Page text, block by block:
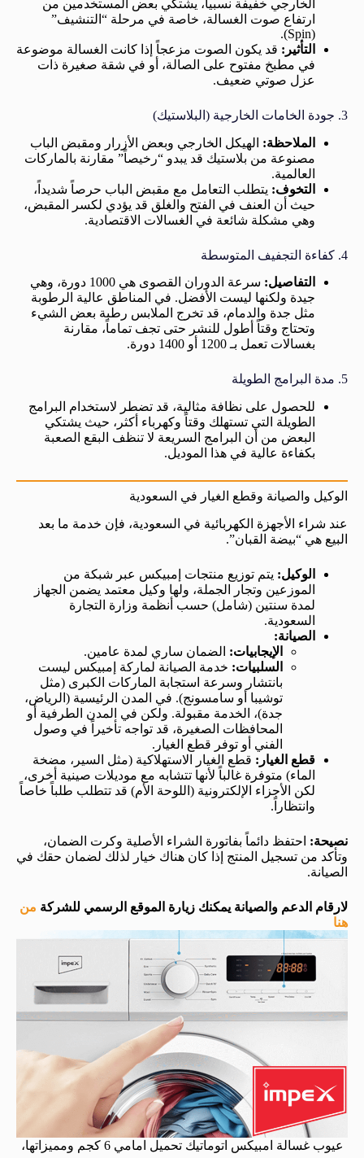
الخارجي خفيفة نسبياً، يشتكي بعض المستخدمين من
ارتفاع صوت الغسالة، خاصة في مرحلة “التنشيف”
(Spin).
التأثير: قد يكون الصوت مزعجاً إذا كانت الغسالة موضوعة
في مطبخ مفتوح على الصالة، أو في شقة صغيرة ذات
عزل صوتي ضعيف.
3. جودة الخامات الخارجية (البلاستيك)
الملاحظة: الهيكل الخارجي وبعض الأزرار ومقبض الباب
مصنوعة من بلاستيك قد يبدو “رخيصاً” مقارنة بالماركات
العالمية.
التخوف: يتطلب التعامل مع مقبض الباب حرصاً شديداً،
حيث أن العنف في الفتح والغلق قد يؤدي لكسر المقبض،
وهي مشكلة شائعة في الغسالات الاقتصادية.
4. كفاءة التجفيف المتوسطة
التفاصيل:
سرعة الدوران القصوى هي 1000 دورة، وهي
جيدة ولكنها ليست الأفضل. في المناطق عالية الرطوبة
مثل جدة والدمام، قد تخرج الملابس رطبة بعض الشيء
وتحتاج وقتاً أطول للنشر حتى تجف تماماً، مقارنة
بغسالات تعمل بـ 1200 أو 1400 دورة.
5. مدة البرامج الطويلة
للحصول على نظافة مثالية، قد تضطر لاستخدام البرامج
الطويلة التي تستهلك وقتاً وكهرباء أكثر، حيث يشتكي
البعض من أن البرامج السريعة لا تنظف البقع الصعبة
بكفاءة عالية في هذا الموديل.
الوكيل والصيانة وقطع الغيار في السعودية
عند شراء الأجهزة الكهربائية في السعودية، فإن خدمة ما بعد
البيع هي “بيضة القبان”.
الوكيل: يتم توزيع منتجات إمبيكس عبر شبكة من
الموزعين وتجار الجملة، ولها وكيل معتمد يضمن الجهاز
لمدة سنتين (شامل) حسب أنظمة وزارة التجارة
السعودية.
الصيانة:
الإيجابيات: الضمان ساري لمدة عامين.
السلبيات: خدمة الصيانة لماركة إمبيكس ليست
بانتشار وسرعة استجابة الماركات الكبرى (مثل
توشيبا أو سامسونج). في المدن الرئيسية (الرياض،
جدة)، الخدمة مقبولة. ولكن في المدن الطرفية أو
المحافظات الصغيرة، قد تواجه تأخيراً في وصول
الفني أو توفر قطع الغيار.
قطع الغيار: قطع الغيار الاستهلاكية (مثل السير، مضخة
الماء) متوفرة غالباً لأنها تتشابه مع موديلات صينية أخرى،
لكن الأجزاء الإلكترونية (اللوحة الأم) قد تتطلب طلباً خاصاً
وانتظاراً.
نصيحة: احتفظ دائماً بفاتورة الشراء الأصلية وكرت الضمان،
وتأكد من تسجيل المنتج إذا كان هناك خيار لذلك لضمان حقك في
الصيانة.
لارقام الدعم والصيانة يمكنك زيارة الموقع الرسمي للشركة من
هنا
عيوب غسالة امبيكس اتوماتيك تحميل امامي 6 كجم ومميزاتها،